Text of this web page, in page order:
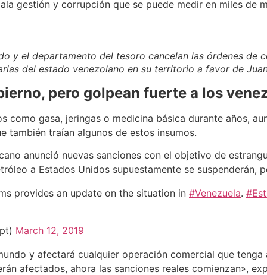
gestión y corrupción que se puede medir en miles de
y el departamento del tesoro cancelan las órdenes de
del estado venezolano en su territorio a favor de
pero golpean fuerte a los
como gasa, jeringas o medicina básica durante años,
también traían algunos de estos insumos.
anunció nuevas sanciones con el objetivo de
a Estados Unidos supuestamente se suspenderán,
provides an update on the situation in #Venezuela.
March 12, 2019
y afectará cualquier operación comercial que tenga
afectados, ahora las sanciones reales comienzan»,